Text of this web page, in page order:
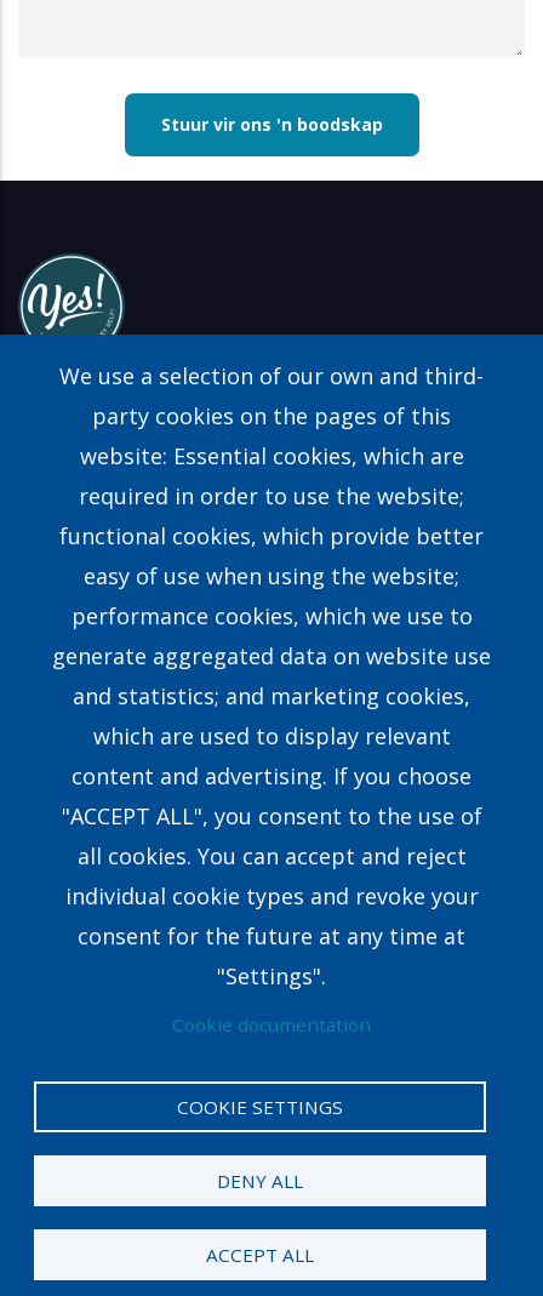
Find a Consultant
FAQs
Contact Us
Our Story
Our Team
Research & Development
8351 E.Walker Springs Lane, Suite 403 Knoxville,
We use a selection of our own and third-
party cookies on the pages of this
website: Essential cookies, which are
required in order to use the website;
functional cookies, which provide better
easy of use when using the website;
performance cookies, which we use to
generate aggregated data on website use
and statistics; and marketing cookies,
which are used to display relevant
content and advertising. If you choose
"ACCEPT ALL", you consent to the use of
all cookies. You can accept and reject
individual cookie types and revoke your
consent for the future at any time at
"Settings".
Cookie documentation
COOKIE SETTINGS
DENY ALL
ACCEPT ALL
Privacy Policy Legal
© 2024 Crown. All rights reserved. Career Direct® is
a registered trademark of Crown.